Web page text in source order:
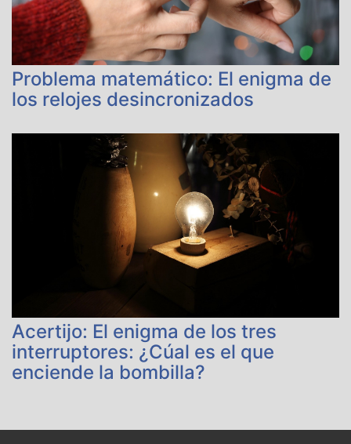
Problema matemático: El enigma de
los relojes desincronizados
Acertijo: El enigma de los tres
interruptores: ¿Cúal es el que
enciende la bombilla?